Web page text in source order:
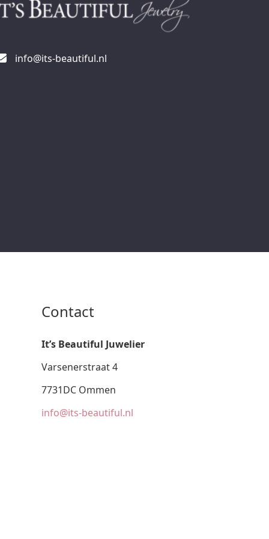
info@its-beautiful.nl
Contact
It’s Beautiful Juwelier
Varsenerstraat 4
7731DC Ommen
info@its-beautiful.nl